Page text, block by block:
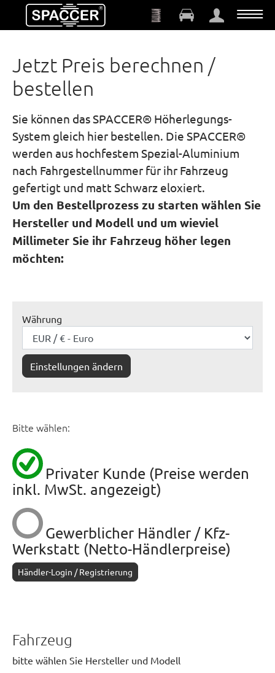
Zum Hauptinhalt springen
Jetzt Preis berechnen /
bestellen
Sie können das SPACCER® Höherlegungs-
System gleich hier bestellen. Die SPACCER®
werden aus hochfestem Spezial-Aluminium
nach Fahrgestellnummer für ihr Fahrzeug
gefertigt und matt Schwarz eloxiert.
Um den Bestellprozess zu starten wählen Sie
Hersteller und Modell und um wieviel
Millimeter Sie ihr Fahrzeug höher legen
möchten:
Währung
Einstellungen ändern
Bitte wählen:
Privater Kunde (Preise werden
inkl. MwSt. angezeigt)
Gewerblicher Händler / Kfz-
Werkstatt (Netto-Händlerpreise)
Händler-Login / Registrierung
Fahrzeug
bitte wählen Sie Hersteller und Modell